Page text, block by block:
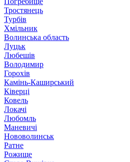
Тростянець
Турбів
Хмільник
Волинська область
Луцьк
Любешів
Володимир
Горохів
Камінь-Каширський
Ківерці
Ковель
Локачі
Любомль
Маневичі
Нововолинськ
Ратне
Рожище